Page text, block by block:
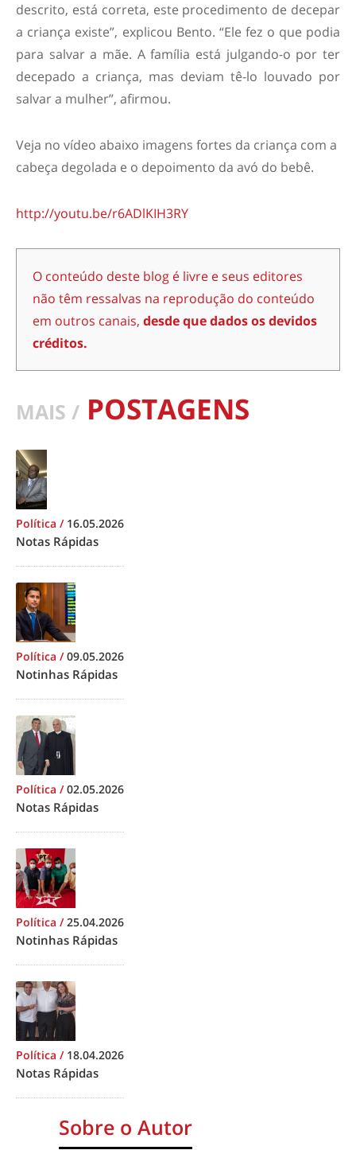
descrito, está correta, este procedimento de decepar
a criança existe”, explicou Bento. “Ele fez o que podia
para salvar a mãe. A família está julgando-o por ter
decepado a criança, mas deviam tê-lo louvado por
salvar a mulher”, afirmou.
Veja no vídeo abaixo imagens fortes da criança com a
cabeça degolada e o depoimento da avó do bebê.
http://youtu.be/r6ADlKIH3RY
O conteúdo deste blog é livre e seus editores
não têm ressalvas na reprodução do conteúdo
em outros canais, desde que dados os devidos
créditos.
MAIS / POSTAGENS
Política / 16.05.2026
Notas Rápidas
Política /09.05.2026
Notinhas Rápidas
Política /02.05.2026
Notas Rápidas
Política /25.04.2026
Notinhas Rápidas
Política / 18.04.2026
Notas Rápidas
Sobre o Autor